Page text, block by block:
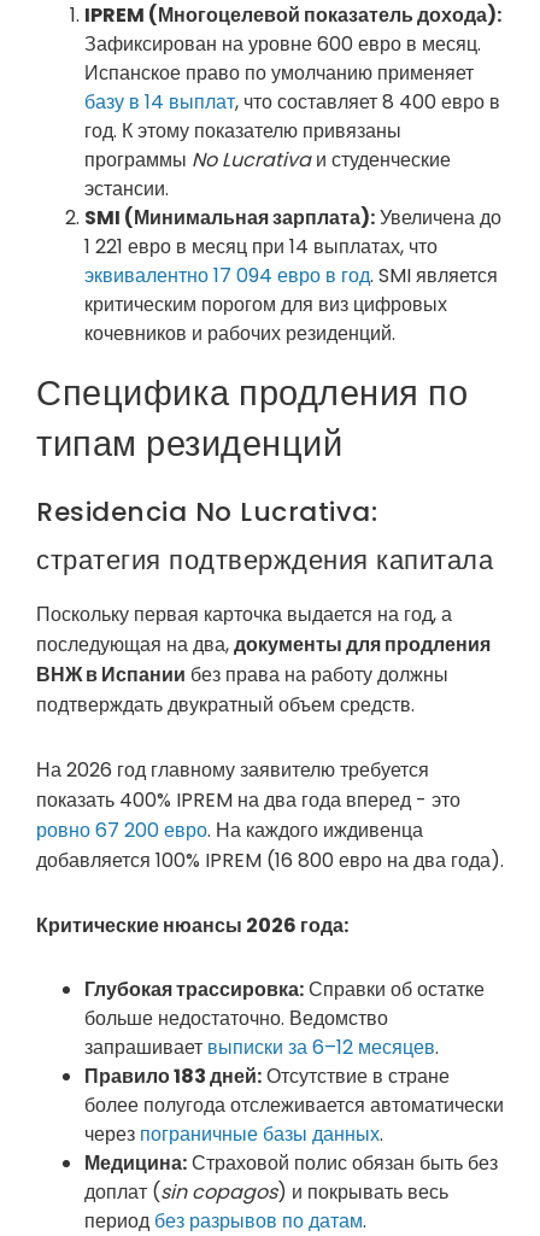
IPREM (Многоцелевой показатель дохода):
Зафиксирован на уровне 600 евро в месяц.
Испанское право по умолчанию применяет
базу в 14 выплат, что составляет 8 400 евро в
год. К этому показателю привязаны
программы No Lucrativaи студенческие
эстансии.
SMI (Минимальная зарплата):Увеличена до
1 221 евро в месяц при 14 выплатах, что
эквивалентно 17 094 евро в год. SMI является
критическим порогом для виз цифровых
кочевников и рабочих резиденций.
Специфика продления по
типам резиденций
Residencia No Lucrativa:
стратегия подтверждения капитала
Поскольку первая карточка выдается на год, а
последующая на два,документы для продления
ВНЖ в Испании без права на работу должны
подтверждать двукратный объем средств.
На 2026 год главному заявителю требуется
показать 400% IPREM на два года вперед - это
ровно 67 200 евро. На каждого иждивенца
добавляется 100% IPREM (16 800 евро на два года).
Критические нюансы 2026 года:
Глубокая трассировка:Справки об остатке
больше недостаточно. Ведомство
запрашивает выписки за 6–12 месяцев.
Правило 183 дней:Отсутствие в стране
более полугода отслеживается автоматически
через пограничные базы данных.
Медицина:Страховой полис обязан быть без
доплат (sin copagos) и покрывать весь
период без разрывов по датам.